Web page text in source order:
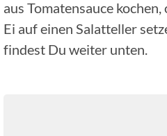
aus Tomatensauce
Ei auf einen Salatteller
findest Du weiter unten.